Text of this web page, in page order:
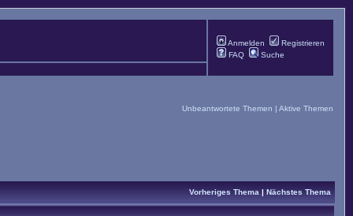
Anmelden
Registrieren
FAQ
Suche
Unbeantwortete Themen | Aktive Themen
Vorheriges Thema | Nächstes Thema